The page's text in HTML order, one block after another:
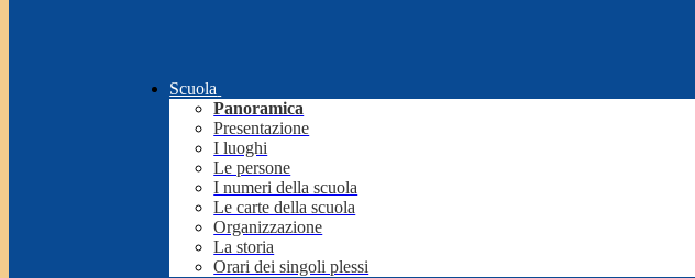
Scuola
Panoramica
Presentazione
I luoghi
Le persone
I numeri della scuola
Le carte della scuola
Organizzazione
La storia
Orari dei singoli plessi